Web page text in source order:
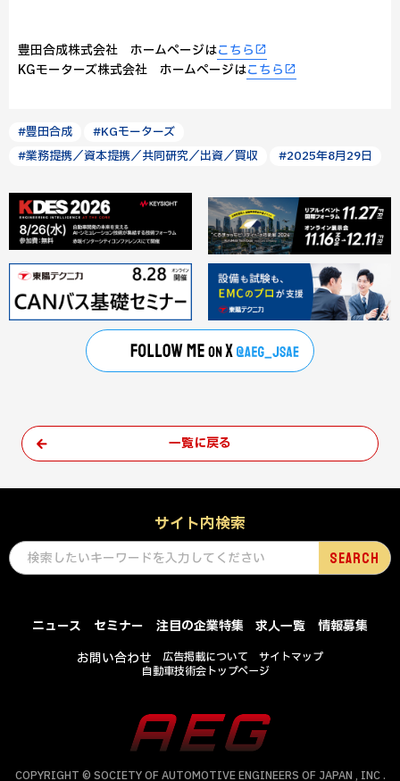
豊田合成株式会社 ホームページはこちら
KGモーターズ株式会社 ホームページはこちら
#豊田合成
#KGモーターズ
#業務提携／資本提携／共同研究／出資／買収
#2025年8月29日
一覧に戻る
サイト内検索
ニュース セミナー 注目の企業特集 求人一覧
情報募集
お問い合わせ
広告掲載について
サイトマップ
自動車技術会トップページ
COPYRIGHT © SOCIETY OF AUTOMOTIVE ENGINEERS OF JAPAN , INC .